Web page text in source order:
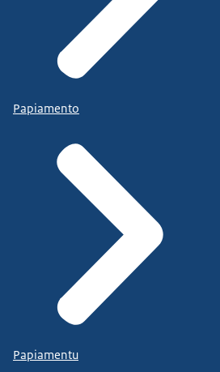
Papiamento
Papiamentu